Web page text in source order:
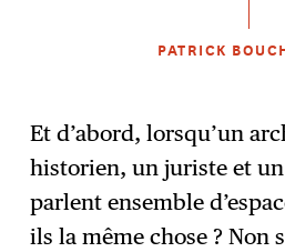
PATRICK
Et d’abord, lorsqu’un
historien, un juriste et
parlent ensemble
ils la même chose ? Non